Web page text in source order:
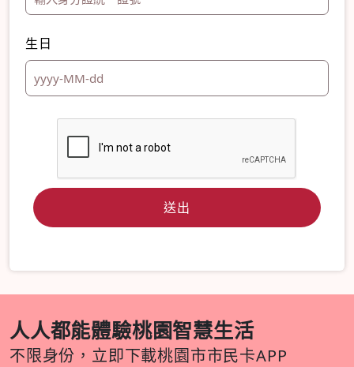
生日
人人都能體驗桃園智慧生活
不限身份，立即下載桃園市市民卡APP